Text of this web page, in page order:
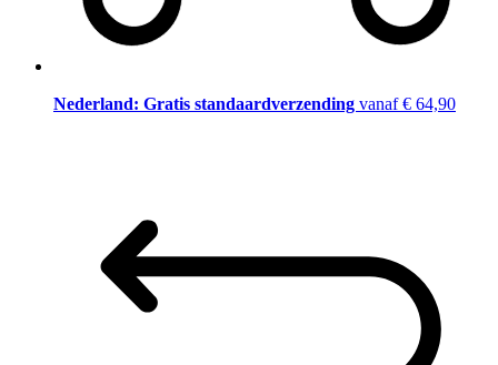
Nederland: Gratis standaardverzending vanaf € 64,90